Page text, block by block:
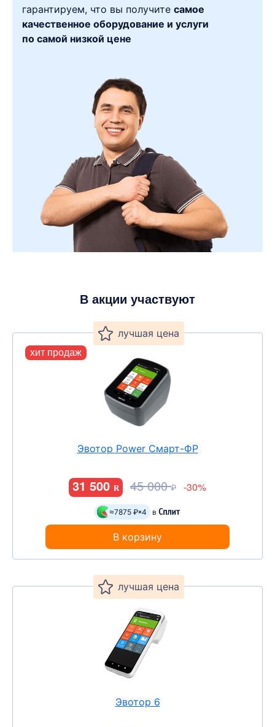
гарантируем, что вы получите самое
качественное оборудование и услуги
по самой низкой цене
В акции участвуют
хит продаж
Эвотор Power Смарт-ФР
31 500 R 45 000₽ -30%
≈7875 ₽ 4 в
В корзину
Эвотор 6